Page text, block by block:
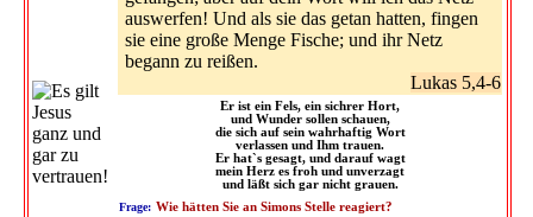
auswerfen! Und als sie das getan hatten, fingen
sie eine große Menge Fische; und ihr Netz
begann zu reißen.
Lukas 5,4-6
Er ist ein Fels, ein sichrer Hort,
und Wunder sollen schauen,
die sich auf sein wahrhaftig Wort
verlassen und Ihm trauen.
Er hat`s gesagt, und darauf wagt
mein Herz es froh und unverzagt
und läßt sich gar nicht grauen.
Frage: Wie hätten Sie an Simons Stelle reagiert?